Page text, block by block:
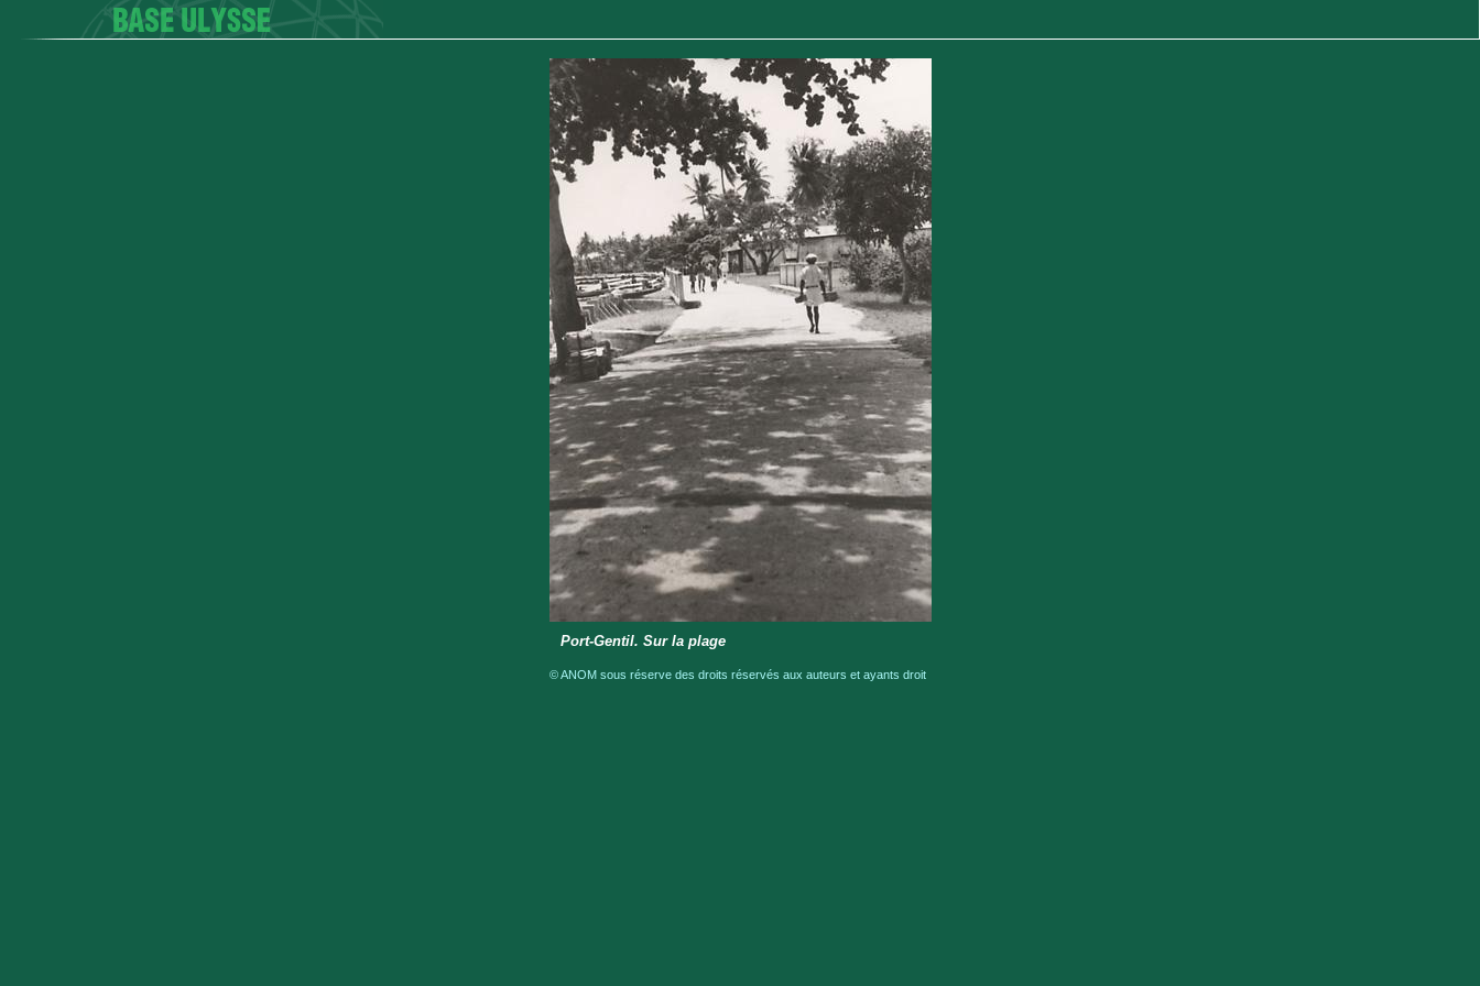
Port-Gentil. Sur la plage
© ANOM sous réserve des droits réservés aux auteurs et ayants droit